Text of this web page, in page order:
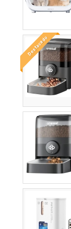
Destacado